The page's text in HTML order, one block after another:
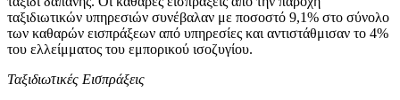
ταξιδιωτικών υπηρεσιών συνέβαλαν με ποσοστό 9,1% στο σύνολο
των καθαρών εισπράξεων από υπηρεσίες και αντιστάθμισαν το 4%
του ελλείμματος του εμπορικού ισοζυγίου.
Ταξιδιωτικές Εισπράξεις